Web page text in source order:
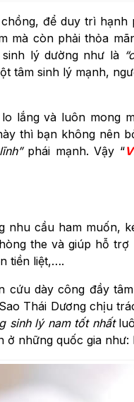
để duy trì
mà còn phải thỏa
lý dường như là
tâm sinh lý mạnh,
lắng và luôn mong
thì bạn không nên
phái mạnh. Vậy “
nhu cầu ham muốn,
the và giúp hỗ
tiền liệt,….
cứu dày công đầy
Thái Dương chịu
sinh lý nam tốt nhất
ở những quốc gia